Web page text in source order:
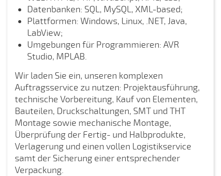
Datenbanken: SQL, MySQL, XML-based;
Plattformen: Windows, Linux, .NET, Java,
LabView;
Umgebungen für Programmieren: AVR
Studio, MPLAB.
Wir laden Sie ein, unseren komplexen
Auftragsservice zu nutzen: Projektausführung,
technische Vorbereitung, Kauf von Elementen,
Bauteilen, Druckschaltungen, SMT und THT
Montage sowie mechanische Montage,
Überprüfung der Fertig- und Halbprodukte,
Verlagerung und einen vollen Logistikservice
samt der Sicherung einer entsprechender
Verpackung.